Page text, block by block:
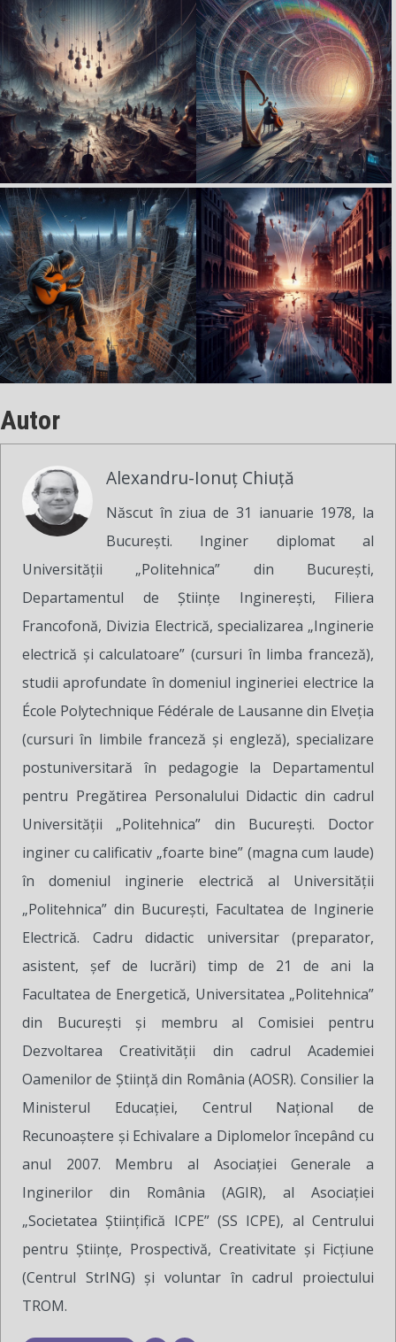
Autor
Alexandru-Ionuț Chiuță
Născut în ziua de 31 ianuarie 1978, la
București. Inginer diplomat al
Universității „Politehnica” din București,
Departamentul de Științe Inginerești, Filiera
Francofonă, Divizia Electrică, specializarea „Inginerie
electrică și calculatoare” (cursuri în limba franceză),
studii aprofundate în domeniul ingineriei electrice la
École Polytechnique Fédérale de Lausanne din Elveția
(cursuri în limbile franceză și engleză), specializare
postuniversitară în pedagogie la Departamentul
pentru Pregătirea Personalului Didactic din cadrul
Universității „Politehnica” din București. Doctor
inginer cu calificativ „foarte bine” (magna cum laude)
în domeniul inginerie electrică al Universității
„Politehnica” din București, Facultatea de Inginerie
Electrică. Cadru didactic universitar (preparator,
asistent, șef de lucrări) timp de 21 de ani la
Facultatea de Energetică, Universitatea „Politehnica”
din București și membru al Comisiei pentru
Dezvoltarea Creativității din cadrul Academiei
Oamenilor de Știință din România (AOSR). Consilier la
Ministerul Educației, Centrul Național de
Recunoaștere și Echivalare a Diplomelor începând cu
anul 2007. Membru al Asociației Generale a
Inginerilor din România (AGIR), al Asociației
„Societatea Științifică ICPE” (SS ICPE), al Centrului
pentru Științe, Prospectivă, Creativitate și Ficțiune
(Centrul StrING) și voluntar în cadrul proiectului
TROM.